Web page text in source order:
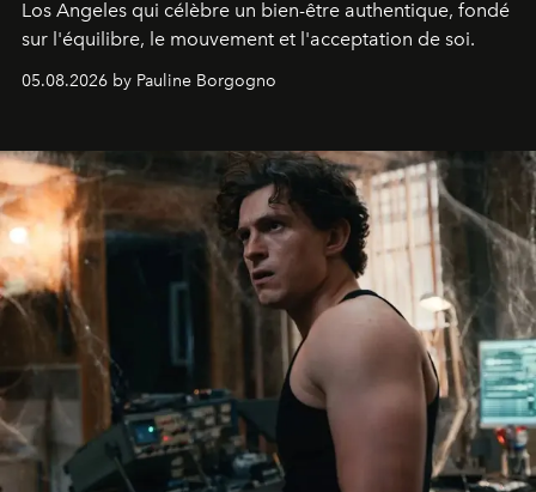
Los Angeles qui célèbre un bien-être authentique, fondé
sur l'équilibre, le mouvement et l'acceptation de soi.
05.08.2026 by Pauline Borgogno